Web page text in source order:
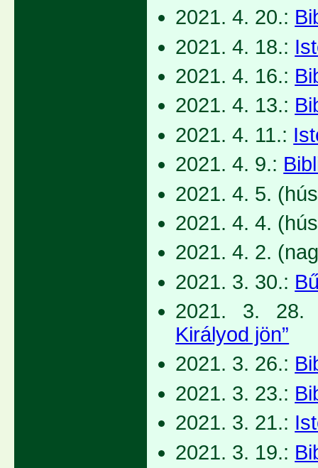
2021. 4. 20.:
2021. 4. 18.:
2021. 4. 16.:
2021. 4. 13.:
2021. 4. 11.:
2021. 4. 9.:
2021. 4. 5.
2021. 4. 4.
2021. 4. 2.
2021. 3. 30.:
2021. 3. 28.
Királyod jön”
2021. 3. 26.:
2021. 3. 23.:
2021. 3. 21.:
2021. 3. 19.: